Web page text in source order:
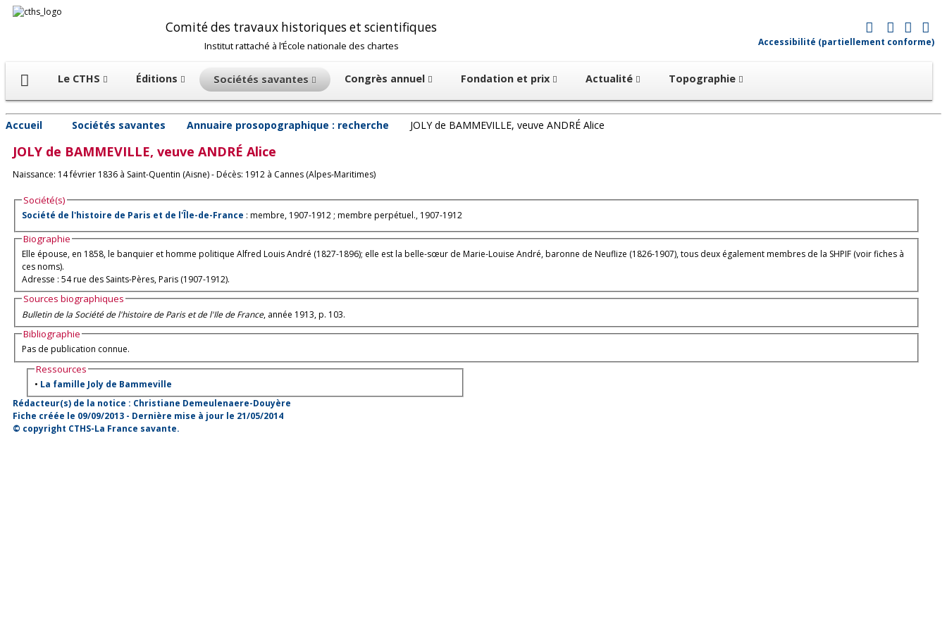
Comité des travaux historiques et scientifiques
Institut rattaché à l’École nationale des chartes Accessibilité (partiellement conforme)
Le CTHS Éditions Sociétés savantes Congrès annuel Fondation et prix Actualité Topographie
Accueil Sociétés savantes Annuaire prosopographique : recherche JOLY de BAMMEVILLE, veuve ANDRÉ Alice
JOLY de BAMMEVILLE, veuve ANDRÉ Alice
Naissance: 14 février 1836 à Saint-Quentin (Aisne) - Décès: 1912 à Cannes (Alpes-Maritimes)
Société(s)
Société de l'histoire de Paris et de l'Île-de-France : membre, 1907-1912 ; membre perpétuel., 1907-1912
Biographie
Elle épouse, en 1858, le banquier et homme politique Alfred Louis André (1827-1896); elle est la belle-sœur de Marie-Louise André, baronne de Neuflize (1826-1907), tous deux également membres de la SHPIF (voir fiches à
ces noms).
Adresse : 54 rue des Saints-Pères, Paris (1907-1912).
Sources biographiques
Bulletin de la Société de l'histoire de Paris et de l'Ile de France, année 1913, p. 103.
Bibliographie
Pas de publication connue.
Ressources
• La famille Joly de Bammeville
Rédacteur(s) de la notice : Christiane Demeulenaere-Douyère
Fiche créée le 09/09/2013 - Dernière mise à jour le 21/05/2014
© copyright CTHS-La France savante.